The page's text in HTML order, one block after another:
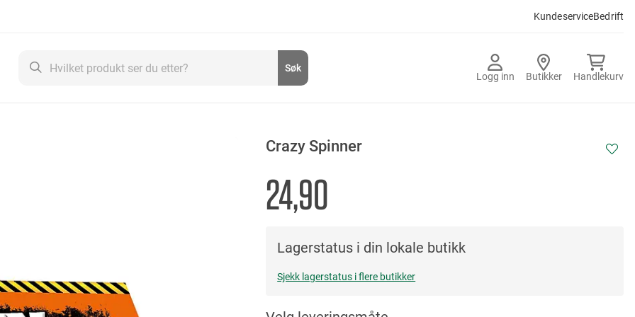
KundeserviceBedrift
Logg inn Butikker Handlekurv
Søk
Crazy Spinner
24,90
Lagerstatus i din lokale butikk
Sjekk lagerstatus i flere butikker